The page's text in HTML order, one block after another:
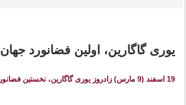
یوری گاگارین، اولین فضانورد جهان
19 اسفند (9 مارس) زادروز یوری گاگارین، نخستین فضانورد جهان است.